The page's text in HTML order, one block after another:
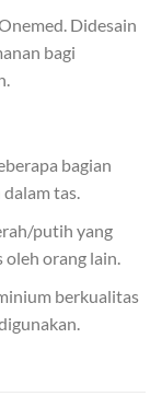
Didesain
bagi
bagian
tas.
putih yang
oleh orang lain.
berkualitas